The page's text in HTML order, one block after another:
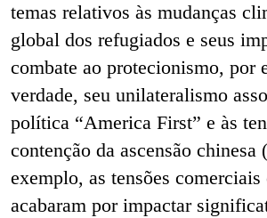
temas relativos às mudanças
global dos refugiados e seus
combate ao protecionismo, por
verdade, seu unilateralismo
política “America First” e às
contenção da ascensão chinesa
exemplo, as tensões
acabaram por impactar